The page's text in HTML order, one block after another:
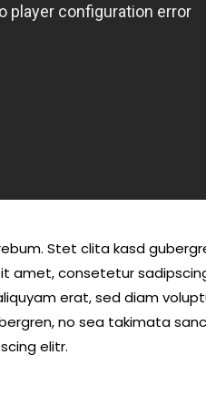
Stet clita kasd
amet, consetetur
erat, sed diam
no sea takimata
elitr.